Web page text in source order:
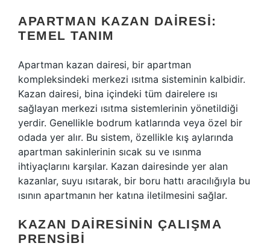
APARTMAN KAZAN DAIRESI:
TEMEL TANIM
Apartman kazan dairesi, bir apartman
kompleksindeki merkezi ısıtma sisteminin kalbidir.
Kazan dairesi, bina içindeki tüm dairelere ısı
sağlayan merkezi ısıtma sistemlerinin yönetildiği
yerdir. Genellikle bodrum katlarında veya özel bir
odada yer alır. Bu sistem, özellikle kış aylarında
apartman sakinlerinin sıcak su ve ısınma
ihtiyaçlarını karşılar. Kazan dairesinde yer alan
kazanlar, suyu ısıtarak, bir boru hattı aracılığıyla bu
ısının apartmanın her katına iletilmesini sağlar.
KAZAN DAIRESININ ÇALIŞMA
PRENSIBI